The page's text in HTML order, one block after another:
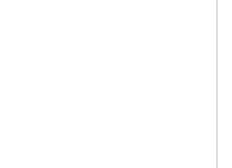
LAGOS 1088 beige
k odeslání